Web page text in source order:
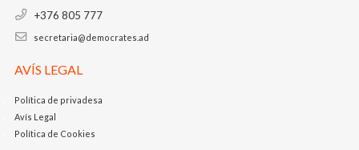
+376 805 777
secretaria@democrates.ad
AVÍS LEGAL
Política de privadesa
Avís Legal
Política de Cookies